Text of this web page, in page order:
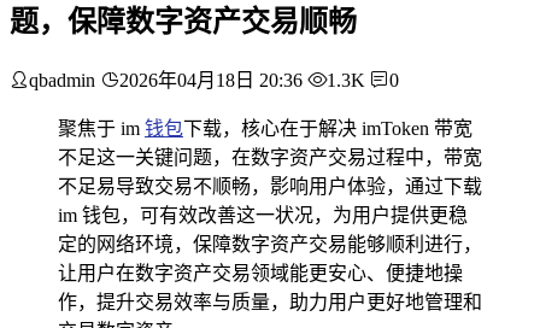
题，保障数字资产交易顺畅
qbadmin 2026年04月18日 20:36 1.3K 0
聚焦于 im 钱包下载，核心在于解决 imToken 带宽
不足这一关键问题，在数字资产交易过程中，带宽
不足易导致交易不顺畅，影响用户体验，通过下载
im 钱包，可有效改善这一状况，为用户提供更稳
定的网络环境，保障数字资产交易能够顺利进行，
让用户在数字资产交易领域能更安心、便捷地操
作，提升交易效率与质量，助力用户更好地管理和